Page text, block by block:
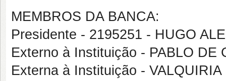
MEMBROS DA BANCA:
Presidente - 2195251 - HUGO
Externo à Instituição - PABLO DE
Externa à Instituição -